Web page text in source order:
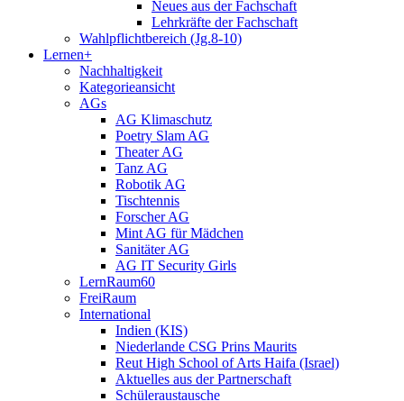
Neues aus der Fachschaft
Lehrkräfte der Fachschaft
Wahlpflichtbereich (Jg.8-10)
Lernen+
Nachhaltigkeit
Kategorieansicht
AGs
AG Klimaschutz
Poetry Slam AG
Theater AG
Tanz AG
Robotik AG
Tischtennis
Forscher AG
Mint AG für Mädchen
Sanitäter AG
AG IT Security Girls
LernRaum60
FreiRaum
International
Indien (KIS)
Niederlande CSG Prins Maurits
Reut High School of Arts Haifa (Israel)
Aktuelles aus der Partnerschaft
Schüleraustausche